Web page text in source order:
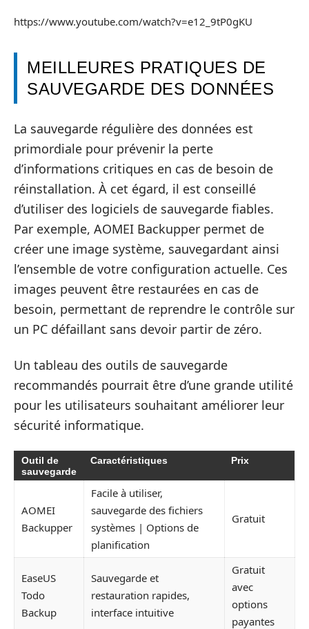
https://www.youtube.com/watch?v=e12_9tP0gKU
MEILLEURES PRATIQUES DE
SAUVEGARDE DES DONNÉES
La sauvegarde régulière des données est
primordiale pour prévenir la perte
d’informations critiques en cas de besoin de
réinstallation. À cet égard, il est conseillé
d’utiliser des logiciels de sauvegarde fiables.
Par exemple, AOMEI Backupper permet de
créer une image système, sauvegardant ainsi
l’ensemble de votre configuration actuelle. Ces
images peuvent être restaurées en cas de
besoin, permettant de reprendre le contrôle sur
un PC défaillant sans devoir partir de zéro.
Un tableau des outils de sauvegarde
recommandés pourrait être d’une grande utilité
pour les utilisateurs souhaitant améliorer leur
sécurité informatique.
Outil de
sauvegarde
Caractéristiques Prix
AOMEI
Backupper
Facile à utiliser,
sauvegarde des fichiers
systèmes | Options de
planification
Gratuit
EaseUS
Todo
Backup
Sauvegarde et
restauration rapides,
interface intuitive
Gratuit
avec
options
payantes